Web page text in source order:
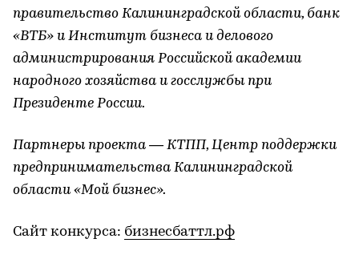
правительство Калининградской области, банк
«ВТБ» и Институт бизнеса и делового
администрирования Российской академии
народного хозяйства и госслужбы при
Президенте России.
Партнеры проекта — КТПП, Центр поддержки
предпринимательства Калининградской
области «Мой бизнес».
Сайт конкурса: бизнесбаттл.рф